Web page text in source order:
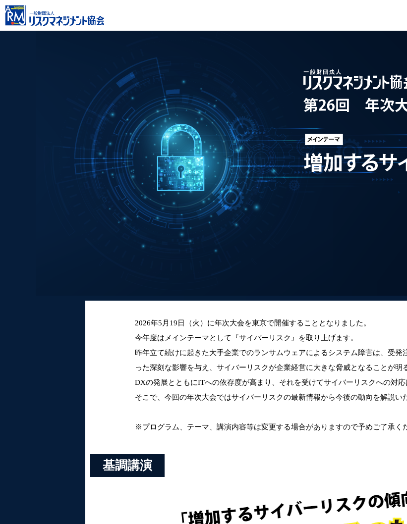
2026年5月19日（火）に年次大会を東京で開催することとなりました。
今年度はメインテーマとして『サイバーリスク』を取り上げます。
昨年立て続けに起きた大手企業でのランサムウェアによるシステム障害は、受発
った深刻な影響を与え、サイバーリスクが企業経営に大きな脅威となることが明
DXの発展とともにITへの依存度が高まり、それを受けてサイバーリスクへの対応
そこで、今回の年次大会ではサイバーリスクの最新情報から今後の動向を解説い
※プログラム、テーマ、講演内容等は変更する場合がありますので予めご了承く
基調講演